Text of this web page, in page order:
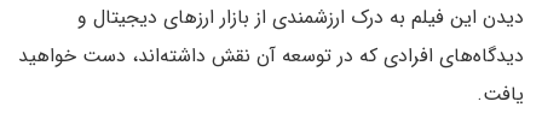
دیدن این فیلم به درک ارزشمندی از بازار ارزهای دیجیتال و
دیدگاه‌های افرادی که در توسعه آن نقش داشته‌اند، دست خواهید
یافت.